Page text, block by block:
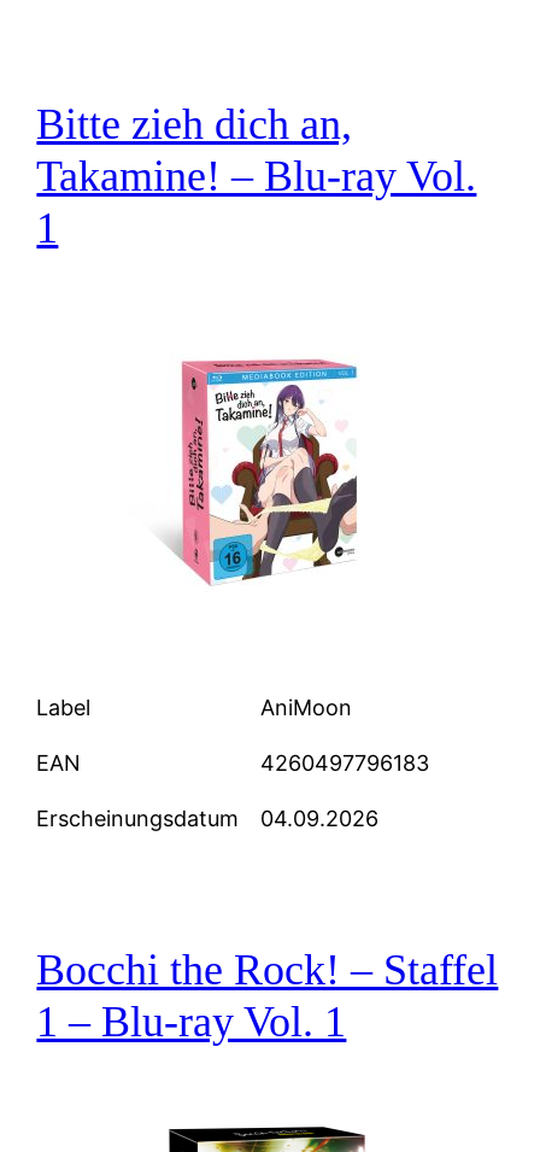
Bitte zieh dich an,
Takamine! – Blu-ray Vol.
1
Label AniMoon
EAN 4260497796183
Erscheinungsdatum 04.09.2026
Bocchi the Rock! – Staffel
1 – Blu-ray Vol. 1